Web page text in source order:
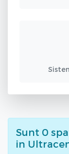
Sunt 0
in